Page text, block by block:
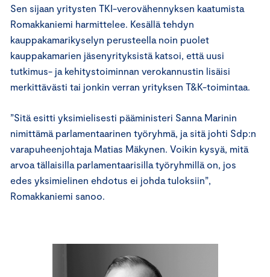
Sen sijaan yritysten TKI-verovähennyksen kaatumista
Romakkaniemi harmittelee. Kesällä tehdyn
kauppakamarikyselyn perusteella noin puolet
kauppakamarien jäsenyrityksistä katsoi, että uusi
tutkimus- ja kehitystoiminnan verokannustin lisäisi
merkittävästi tai jonkin verran yrityksen T&K-toimintaa.
”Sitä esitti yksimielisesti pääministeri Sanna Marinin
nimittämä parlamentaarinen työryhmä, ja sitä johti Sdp:n
varapuheenjohtaja Matias Mäkynen. Voikin kysyä, mitä
arvoa tällaisilla parlamentaarisilla työryhmillä on, jos
edes yksimielinen ehdotus ei johda tuloksiin”,
Romakkaniemi sanoo.